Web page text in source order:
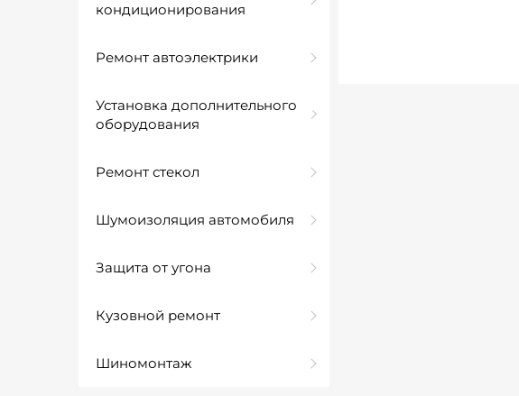
кондиционирования
Ремонт автоэлектрики
Установка дополнительного
оборудования
Ремонт стекол
Шумоизоляция автомобиля
Защита от угона
Кузовной ремонт
Шиномонтаж